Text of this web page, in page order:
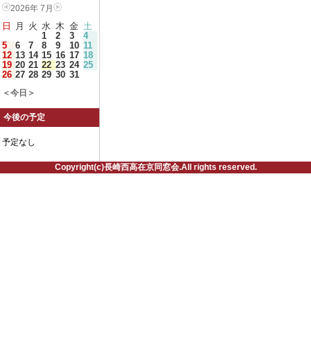
2026年 7月
日 月 火 水 木 金 土
1
2 3
4
5
6 7 8 9 10 11
12 13 14 15 16 17 18
19 20 21 22 23 24 25
26 27 28 29 30 31
＜今日＞
今後の予定
予定なし
Copyright(c)長崎西高在京同窓会.All rights reserved.